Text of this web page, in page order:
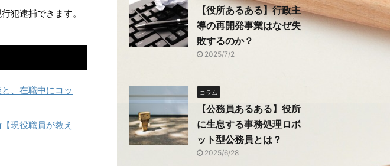
犯逮捕できます。
、在職中にコッ
現役職員が教え
【役所あるある】行政主
導の再開発事業はなぜ失
敗するのか？
2025/7/2
コラム
【公務員あるある】役所
に生息する事務処理ロボ
ット型公務員とは？
2025/6/28